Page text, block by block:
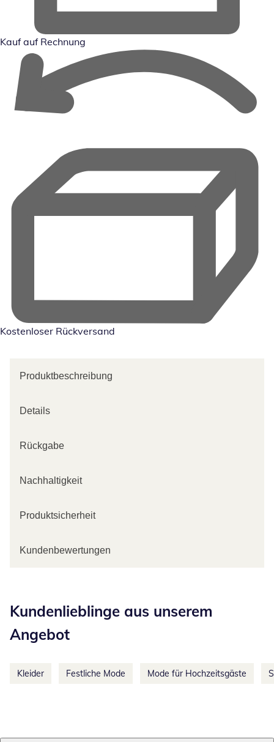
Kauf auf Rechnung
Kostenloser Rückversand
Produktbeschreibung
Details
Rückgabe
Nachhaltigkeit
Produktsicherheit
Kundenbewertungen
Kundenlieblinge aus unserem
Angebot
Kleider Festliche Mode Mode für Hochzeitsgäste